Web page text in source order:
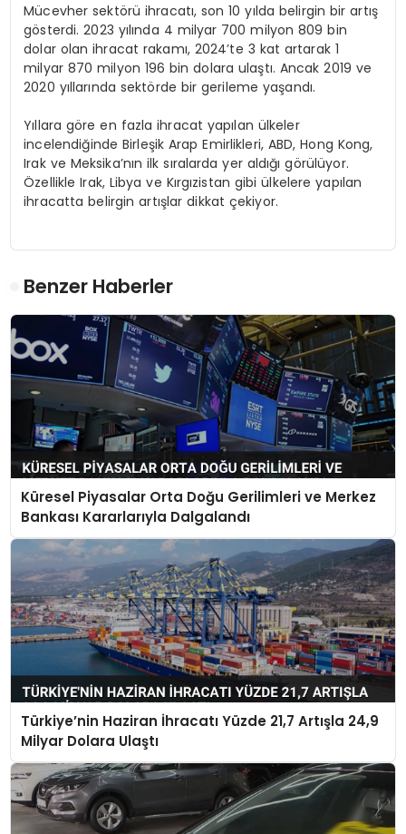
Mücevher sektörü ihracatı, son 10 yılda belirgin bir artış
gösterdi. 2023 yılında 4 milyar 700 milyon 809 bin
dolar olan ihracat rakamı, 2024’te 3 kat artarak 1
milyar 870 milyon 196 bin dolara ulaştı. Ancak 2019 ve
2020 yıllarında sektörde bir gerileme yaşandı.
Yıllara göre en fazla ihracat yapılan ülkeler
incelendiğinde Birleşik Arap Emirlikleri, ABD, Hong Kong,
Irak ve Meksika’nın ilk sıralarda yer aldığı görülüyor.
Özellikle Irak, Libya ve Kırgızistan gibi ülkelere yapılan
ihracatta belirgin artışlar dikkat çekiyor.
Benzer Haberler
Küresel Piyasalar Orta Doğu Gerilimleri ve Merkez
Bankası Kararlarıyla Dalgalandı
Türkiye’nin Haziran İhracatı Yüzde 21,7 Artışla 24,9
Milyar Dolara Ulaştı